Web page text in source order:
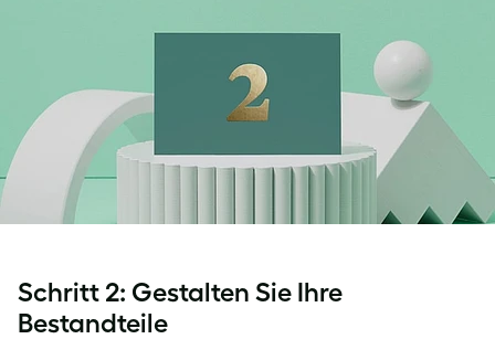
Schritt 2: Gestalten Sie Ihre
Bestandteile